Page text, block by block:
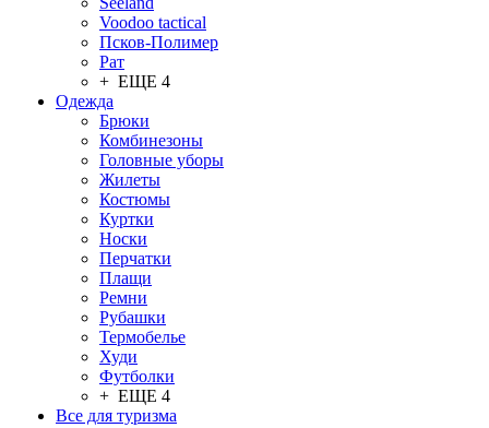
Voodoo tactical
Псков-Полимер
Рат
+ ЕЩЕ 4
Одежда
Брюки
Комбинезоны
Головные уборы
Жилеты
Костюмы
Куртки
Носки
Перчатки
Плащи
Ремни
Рубашки
Термобелье
Худи
Футболки
+ ЕЩЕ 4
Все для туризма